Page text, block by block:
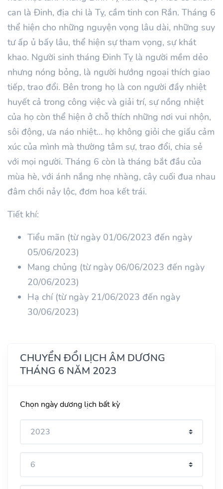
can là Đinh, địa chi là Tỵ, cầm tinh con Rắn. Tháng 6
thể hiện cho những nguyện vọng lâu dài, những suy
tư ấp ủ bấy lâu, thể hiện sự tham vọng, sự khát
khao. Người sinh tháng Đinh Tỵ là người mềm dẻo
nhưng nóng bỏng, là người hướng ngoại thích giao
tiếp, trao đổi. Bên trong họ là con người đầy nhiệt
huyết cả trong công việc và giải trí, sự nồng nhiệt
của họ còn thể hiện ở chỗ thích những nơi vui nhộn,
sôi động, ưa náo nhiệt… họ không giỏi che giấu cảm
xúc của mình mà thường tâm sự, trao đổi, chia sẻ
với mọi người. Tháng 6 còn là tháng bắt đầu của
mùa hè, với ánh nắng nhẹ nhàng, cây cuối đua nhau
đâm chồi nảy lộc, đơm hoa kết trái.
Tiết khí:
Tiểu mãn (từ ngày 01/06/2023 đến ngày
05/06/2023)
Mang chủng (từ ngày 06/06/2023 đến ngày
20/06/2023)
Hạ chí (từ ngày 21/06/2023 đến ngày
30/06/2023)
CHUYỂN ĐỔI LỊCH ÂM DƯƠNG
THÁNG 6 NĂM 2023
Chọn ngày dương lịch bất kỳ